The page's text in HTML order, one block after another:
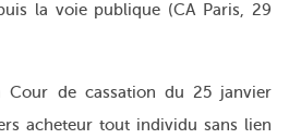
la voie publique (CA Paris, 29
Cour de cassation du 25 janvier
acheteur tout individu sans lien